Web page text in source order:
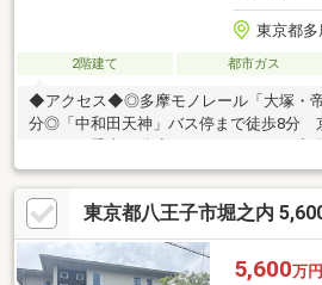
東京都多
2階建て 都市ガス
◆アクセス◆◎多摩モノレール「大塚・
分◎「中和田天神」バス停まで徒歩8分
までバス乗車17分◆セールスポイント◆
通風良好〇コンビニ、ドラックストアま
学校まで徒歩圏内で子育て環境良好〇閑
東京都八王子市堀之内
5,600万円